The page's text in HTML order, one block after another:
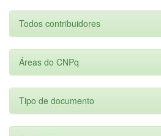
Todos contribuidores
Áreas do CNPq
Tipo de documento